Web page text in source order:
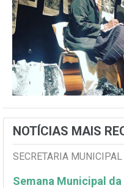
NOTÍCIAS MAIS
SECRETARIA MUNICIPAL
Semana Municipal